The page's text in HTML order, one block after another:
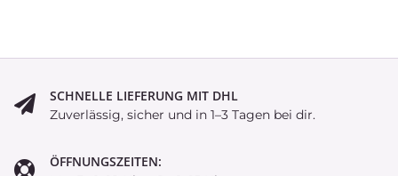
SCHNELLE LIEFERUNG MIT DHL
Zuverlässig, sicher und in 1–3 Tagen bei dir.
ÖFFNUNGSZEITEN: